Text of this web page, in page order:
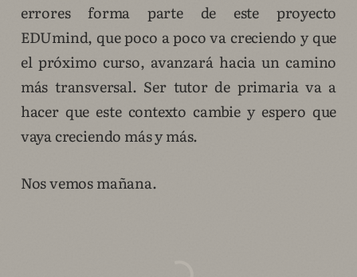
errores forma parte de este proyecto
EDUmind, que poco a poco va creciendo y que
el próximo curso, avanzará hacia un camino
más transversal. Ser tutor de primaria va a
hacer que este contexto cambie y espero que
vaya creciendo más y más.
Nos vemos mañana.